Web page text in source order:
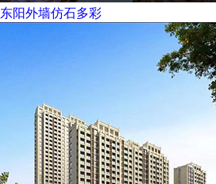
东阳外墙仿石多彩